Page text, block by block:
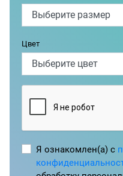
Цвет
Я ознакомлен(а) с